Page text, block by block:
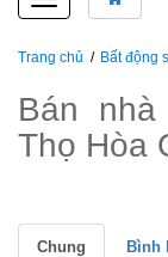
navigation
Trang chủ Bất động
Bán
Thọ Hòa
Chung Bình